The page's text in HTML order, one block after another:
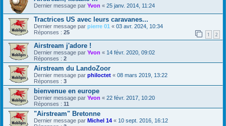
Dernier message par Yvon « 25 janv. 2014, 11:24
Tractrices US avec leurs caravanes...
Dernier message par pierre 01 « 03 avr. 2024, 10:34
Réponses : 25 1 2
Airstream j'adore !
Dernier message par Yvon « 14 févr. 2020, 09:02
Réponses : 2
Airstream du LandoZoor
Dernier message par philoctet « 08 mars 2019, 13:22
Réponses : 3
bienvenue en europe
Dernier message par Yvon « 22 févr. 2017, 10:20
Réponses : 11
"Airstream" Bretonne
Dernier message par Michel 14 « 10 sept. 2016, 16:12